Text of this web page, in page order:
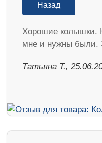
Назад
Хорошие колышки.
мне и нужны были.
Татьяна Т.,